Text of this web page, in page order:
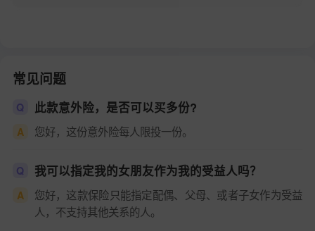
常见问题
Q 此款意外险，是否可以买多份?
A 您好，这份意外险每人限投一份。
Q 我可以指定我的女朋友作为我的受益人吗？
A
您好，这款保险只能指定配偶、父母、或者子女作为受益
人，不支持其他关系的人。